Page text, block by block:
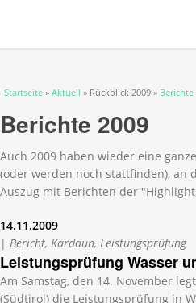
Sie sind hier
Startseite » Aktuell » Rückblick 2009 » Berichte
Berichte 2009
Auch 2009 haben wieder eine
(oder werden noch stattfinden), an
Auszug mit Berichten der
14.11.2009
| Bericht, Kardaun, Leistungsprüfung
Leistungsprüfung Wasser
Am Samstag, den 14. November
(Südtirol) die Leistungsprüfung in